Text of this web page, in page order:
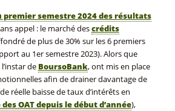
premier semestre 2024 des résultats
appel : le marché descrédits
de plus de 30% sur les 6 premiers
au 1er semestre 2023). Alors que
de BoursoBank, ont mis en place
afin de drainer davantage de
réelle baisse de taux d’intérêts en
OAT depuis le début d’année),